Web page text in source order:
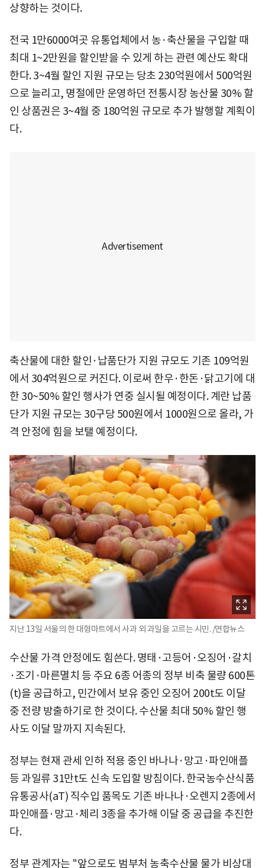
상향하는 것이다.
전국 1만6000여곳 유통업체에서 농·축산물을 구입할 때
최대 1~2만원을 할인받을 수 있게 하는 관련 예산도 확대
한다. 3~4월 할인 지원 규모는 당초 230억원에서 500억원
으로 늘리고, 명절에만 운영하던 전통시장 농산물 30% 할
인 상품권은 3~4월 중 180억원 규모로 추가 발행할 계획이
다.
축산물에 대한 할인·납품단가 지원 규모도 기존 109억원
에서 304억원으로 커진다. 이로써 한우·한돈·닭고기에 대
한 30~50% 할인 행사가 연중 실시될 예정이다. 계란 납품
단가 지원 규모는 30구당 500원에서 1000원으로 올라, 가
격 안정에 힘을 보탤 예정이다.
지난 13일 서울의 한 대형마트에서 사과 외 과일을 고르는 시민. /연합뉴스
수산물 가격 안정에도 힘쓴다. 명태·고등어·오징어·갈치
·조기·마른멸치 등 주요 6종 어종의 정부 비축 물량 600톤
(t)을 공급하고, 민간에서 보유 중인 오징어 200t도 이달
중 전량 방출하기로 한 것이다. 수산물 최대 50% 할인 행
사도 이달 말까지 지속된다.
정부는 현재 관세 인하 적용 중인 바나나·망고·파인애플
등 과일류 31만t도 신속 도입할 방침이다. 한국농수산식품
유통공사(aT) 직수입 품목도 기존 바나나·오렌지 2종에서
파인애플·망고·체리 3종을 추가해 이달 중 공급을 추진한
다.
정부 관계자는 "앞으로도 범부처 농축수산물 물가 비상대